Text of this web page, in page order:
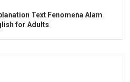
Text Fenomena Alam
for Adults